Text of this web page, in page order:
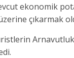
ekonomik
çıkarmak